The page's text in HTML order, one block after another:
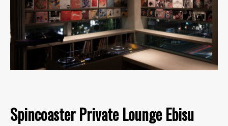
Spincoaster Private Lounge Ebisu